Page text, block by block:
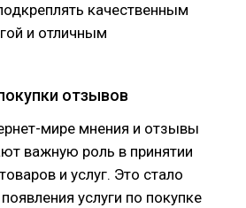
качественным
и отличным
отзывов
мире мнения и отзывы
важную роль в принятии
и услуг. Это стало
услуги по покупке